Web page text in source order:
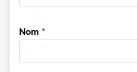
Nom *